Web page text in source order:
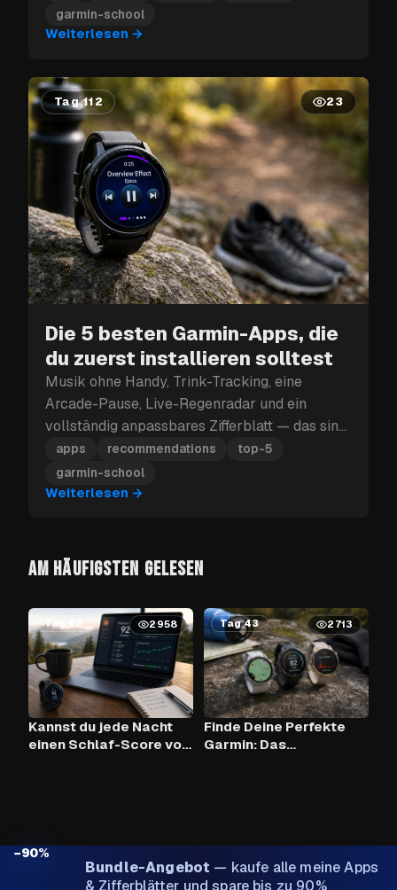
Erholungsverlust mehr kosten als nur den
nächsten Tag.
garmin-school
Weiterlesen →
Tag 112 23
Die 5 besten Garmin-Apps, die
du zuerst installieren solltest
Musik ohne Handy, Trink-Tracking, eine
Arcade-Pause, Live-Regenradar und ein
vollständig anpassbares Zifferblatt — das sind
die fünf Garmin-Apps, die du zuerst
installieren solltest.
apps recommendations
top-5
garmin-school
Weiterlesen →
AM HÄUFIGSTEN GELESEN
Tag 62 2958
Kannst du jede Nacht
einen Schlaf-Score von
Tag 43 2713
Finde Deine Perfekte
Garmin: Das
−90%
Bundle-Angebot — kaufe alle meine Apps
& Zifferblätter und spare bis zu 90%